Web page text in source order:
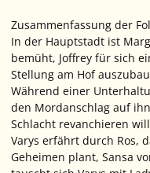
Zusammenfassung der
In der Hauptstadt ist
bemüht, Joffrey für sich
Stellung am Hof
Während einer
den Mordanschlag auf
Schlacht revanchieren
Varys erfährt durch Ros,
Geheimen plant, Sansa